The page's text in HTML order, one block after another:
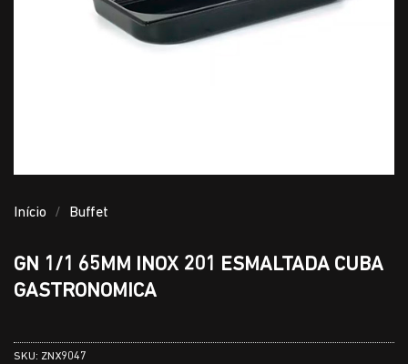
Início / Buffet
GN 1/1 65MM INOX 201 ESMALTADA CUBA
GASTRONOMICA
SKU: ZNX9047